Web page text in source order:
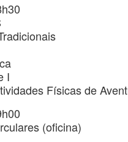
I
Físicas de
(oficina)